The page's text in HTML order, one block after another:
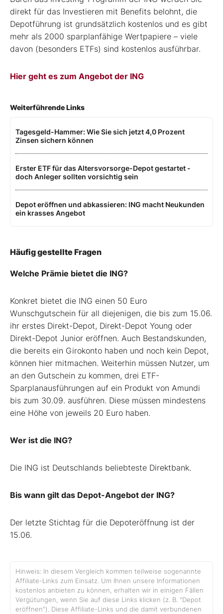
direkt für das Investieren mit Benefits belohnt, die
Depotführung ist grundsätzlich kostenlos und es gibt
mehr als 2000 sparplanfähige Wertpapiere – viele
davon (besonders ETFs) sind kostenlos ausführbar.
Hier geht es zum Angebot der ING
Weiterführende Links
Tagesgeld-Hammer: Wie Sie sich jetzt 4,0 Prozent
Zinsen sichern können
Erster ETF für das Altersvorsorge-Depot gestartet -
doch Anleger sollten vorsichtig sein
Depot eröffnen und abkassieren: ING macht Neukunden
ein krasses Angebot
Häufig gestellte Fragen
Welche Prämie bietet die ING?
Konkret bietet die ING einen 50 Euro
Wunschgutschein für all diejenigen, die bis zum 15.06.
ihr erstes Direkt-Depot, Direkt-Depot Young oder
Direkt-Depot Junior eröffnen. Auch Bestandskunden,
die bereits ein Girokonto haben und noch kein Depot,
können hier mitmachen. Weiterhin müssen Nutzer, um
an den Gutschein zu kommen, drei ETF-
Sparplanausführungen auf ein Produkt von Amundi
bis zum 30.09. ausführen. Diese müssen mindestens
eine Höhe von jeweils 20 Euro haben.
Wer ist die ING?
Die ING ist Deutschlands beliebteste Direktbank.
Bis wann gilt das Depot-Angebot der ING?
Der letzte Stichtag für die Depoteröffnung ist der
15.06.
Hinweis: In diesem Vergleich kommen teilweise sogenannte
Affiliate-Links zum Einsatz. Um Ihnen unsere Informationen
kostenlos anbieten zu können, erhalten wir in einigen Fällen
Vergütungen, wenn Sie auf diese Links klicken (z. B. "Depot
eröffnen"). Diese Affiliate-Links und die damit verbundenen